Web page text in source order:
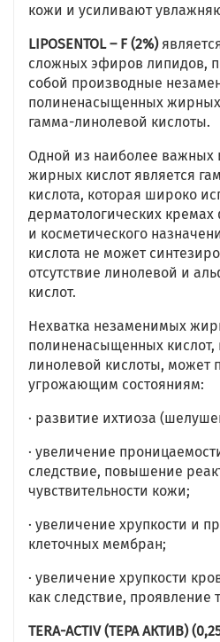
кожи и усиливают
LIPOSENTOL – F (2%)
сложных эфиров липидов,
собой производные
полиненасыщенных жирных
гамма-линолевой кислоты.
Одной из наиболее
жирных кислот является
кислота, которая широко
дерматологических
и косметического
кислота не может
отсутствие линолевой и
кислот.
Нехватка незаменимых
полиненасыщенных кислот,
линолевой кислоты, может
угрожающим состояниям:
· развитие ихтиоза
· увеличение
следствие, повышение
чувствительности кожи;
· увеличение хрупкости и
клеточных мембран;
· увеличение хрупкости
как следствие, проявление
TERA-ACTIV (ТЕРА АКТИВ)